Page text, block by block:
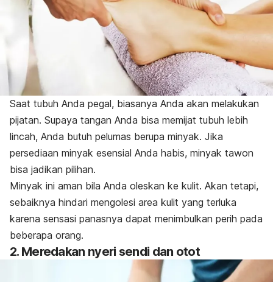
Saat tubuh Anda pegal, biasanya Anda akan melakukan
pijatan. Supaya tangan Anda bisa memijat tubuh lebih
lincah, Anda butuh pelumas berupa minyak. Jika
persediaan minyak esensial Anda habis, minyak tawon
bisa jadikan pilihan.
Minyak ini aman bila Anda oleskan ke kulit. Akan tetapi,
sebaiknya hindari mengolesi area kulit yang terluka
karena sensasi panasnya dapat menimbulkan perih pada
beberapa orang.
2. Meredakan nyeri sendi dan otot